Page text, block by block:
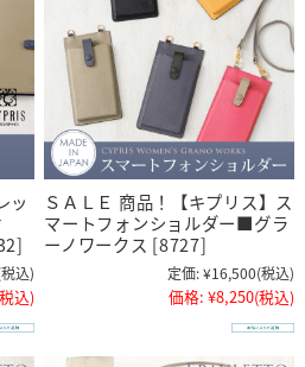
ッ
込)
込)
ＳＡＬＥ 商品！【キプリス】ス
マートフォンショルダー■グラ
ーノワークス [8727]
定価:¥16,500(税込)
価格: ¥8,250(税込)